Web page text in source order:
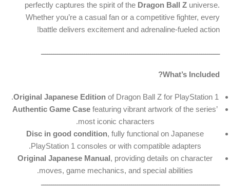
perfectly captures the spirit of the Dragon Ball Z universe.
Whether you’re a casual fan or a competitive fighter, every
battle delivers excitement and adrenaline-fueled action!
ـــــــــــــــــــــــــــــــــــــــــــــــــــــــــــــــــــــــــــــــــــــــ
What’s Included?
Original Japanese Edition of Dragon Ball Z for PlayStation 1.
Authentic Game Case featuring vibrant artwork of the series’
most iconic characters.
Disc in good condition, fully functional on Japanese
PlayStation 1 consoles or with compatible adapters.
Original Japanese Manual, providing details on character
moves, game mechanics, and special abilities.
ـــــــــــــــــــــــــــــــــــــــــــــــــــــــــــــــــــــــــــــــــــــــ